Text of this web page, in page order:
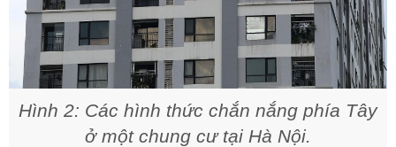
Hình 2: Các hình thức chắn nắng phía Tây
ở một chung cư tại Hà Nội.